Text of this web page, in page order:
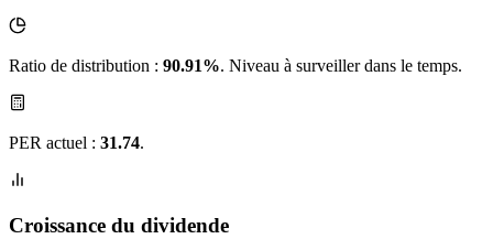
Ratio de distribution : 90.91%. Niveau à surveiller dans le temps.
PER actuel : 31.74.
Croissance du dividende